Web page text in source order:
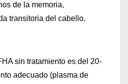
de la memoria,
transitoria del cabello.
sin tratamiento es del 20-
adecuado (plasma de